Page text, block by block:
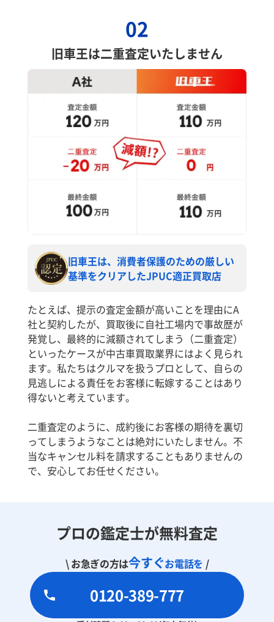
02
旧車王は二重査定いたしません
旧車王は、消費者保護のための厳しい
基準をクリアしたJPUC適正買取店
たとえば、提示の査定金額が高いことを理由にA
社と契約したが、買取後に自社工場内で事故歴が
発覚し、最終的に減額されてしまう（二重査定）
といったケースが中古車買取業界にはよく見られ
ます。私たちはクルマを扱うプロとして、自らの
見逃しによる責任をお客様に転嫁することはあり
得ないと考えています。
二重査定のように、成約後にお客様の期待を裏切
ってしまうようなことは絶対にいたしません。不
当なキャンセル料を請求することもありませんの
で、安心してお任せください。
プロの鑑定士が無料査定
\ お急ぎの方は今すぐお電話を /
0120-389-777